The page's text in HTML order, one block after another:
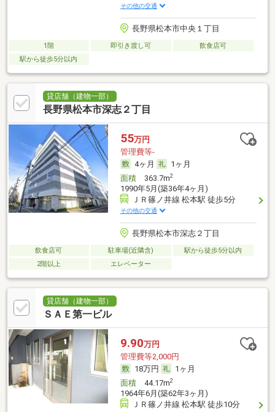
その他の交通
長野県松本市中央１丁目
1階 即引き渡し可
飲食店可
駅から徒歩5分以内
貸店舗（建物一部）
長野県松本市深志２丁目
55万円
管理費等-
4ヶ月
1ヶ月
面積363.7m2
1990年5月(築36年4ヶ月)
ＪＲ篠ノ井線 松本駅 徒歩5分
その他の交通
長野県松本市深志２丁目
飲食店可 駐車場(近隣含)
駅から徒歩5分以内
2階以上
エレベーター
貸店舗（建物一部）
ＳＡＥ第一ビル
9.90万円
管理費等2,000円
18万円
1ヶ月
面積44.17m2
1964年6月(築62年3ヶ月)
ＪＲ篠ノ井線 松本駅 徒歩10分